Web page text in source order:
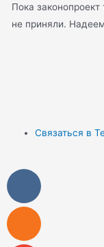
Пока
не приняли.
Связаться в